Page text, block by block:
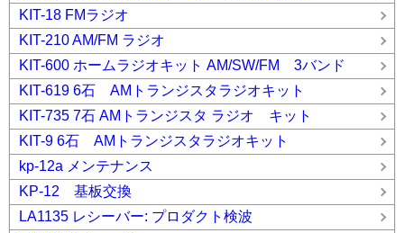
KIT-18 FMラジオ
KIT-210 AM/FM ラジオ
KIT-600 ホームラジオキット AM/SW/FM 3バンド
KIT-619 6石 AMトランジスタラジオキット
KIT-735 7石 AMトランジスタ ラジオ キット
KIT-9 6石 AMトランジスタラジオキット
kp-12a メンテナンス
KP-12 基板交換
LA1135 レシーバー: プロダクト検波